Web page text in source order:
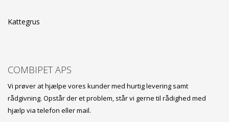
Kattegrus
COMBIPET APS
Vi prøver at hjælpe vores kunder med hurtig levering samt
rådgivning. Opstår der et problem, står vi gerne til rådighed med
hjælp via telefon eller mail.